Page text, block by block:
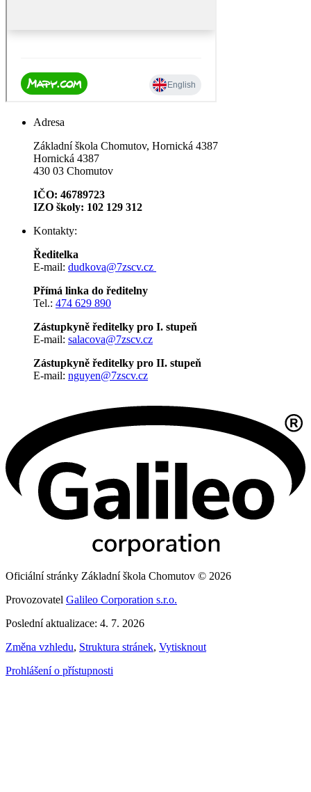
Adresa
Základní škola Chomutov, Hornická 4387
Hornická 4387
430 03 Chomutov
IČO: 46789723
IZO školy: 102 129 312
Kontakty:
Ředitelka
E-mail: dudkova@7zscv.cz
Přímá linka do ředitelny
Tel.: 474 629 890
Zástupkyně ředitelky pro I. stupeň
E-mail: salacova@7zscv.cz
Zástupkyně ředitelky pro II. stupeň
E-mail: nguyen@7zscv.cz
Oficiální stránky Základní škola Chomutov © 2026
Provozovatel Galileo Corporation s.r.o.
Poslední aktualizace: 4. 7. 2026
Změna vzhledu, Struktura stránek, Vytisknout
Prohlášení o přístupnosti